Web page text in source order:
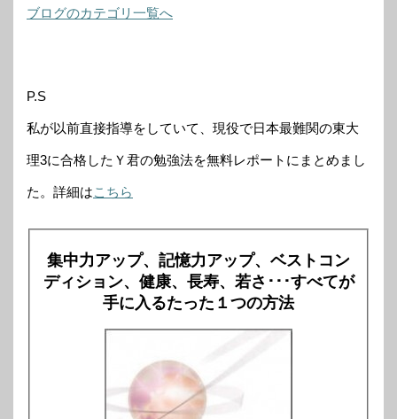
ブログのカテゴリ一覧へ
P.S
私が以前直接指導をしていて、現役で日本最難関の東大
理3に合格したＹ君の勉強法を無料レポートにまとめまし
た。詳細はこちら
集中力アップ、記憶力アップ、ベストコン
ディション、健康、長寿、若さ･･･すべてが
手に入るたった１つの方法